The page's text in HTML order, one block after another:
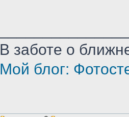
В заботе о
Мой блог: